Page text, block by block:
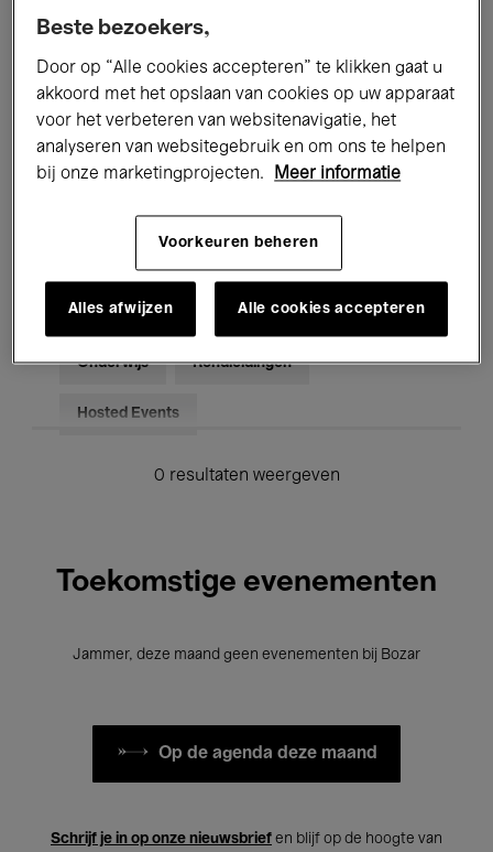
Alle evenementen
Tentoonstellingen Films
Performances Lezingen & Debatten
Jazz Klassieke Muziek Global Music
Voor iedereen Kids’ Palace
Onderwijs Rondleidingen
Hosted Events
0 resultaten weergeven
Toekomstige evenementen
Jammer, deze maand geen evenementen bij Bozar
Op de agenda deze maand
Schrijf je in op onze nieuwsbrief en blijf op de hoogte van
Beste bezoekers,
Door op “Alle cookies accepteren” te klikken gaat u
akkoord met het opslaan van cookies op uw apparaat
voor het verbeteren van websitenavigatie, het
analyseren van websitegebruik en om ons te helpen
bij onze marketingprojecten.
Meer informatie
Voorkeuren beheren
Alles afwijzen Alle cookies accepteren